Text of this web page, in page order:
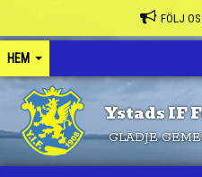
FÖLJ
HEM
Ystads IF
GLÄDJE